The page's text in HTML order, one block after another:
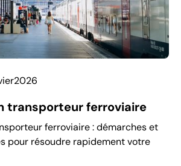
2026
transporteur ferroviaire
ferroviaire : démarches et
pour résoudre rapidement votre